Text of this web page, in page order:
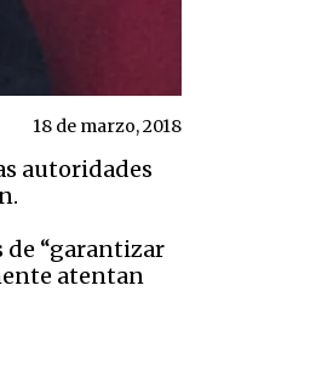
18 de marzo, 2018
autoridades
de “garantizar
atentan